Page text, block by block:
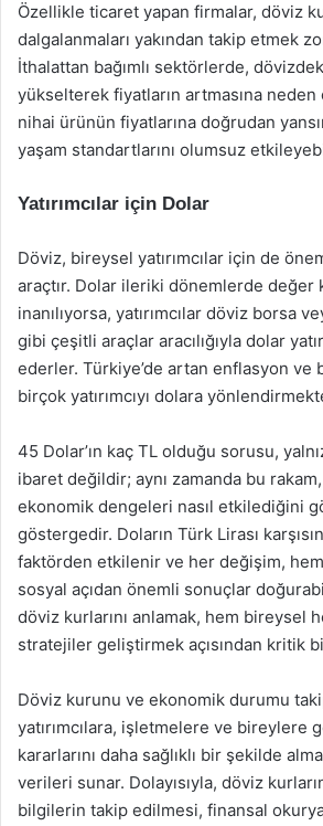
Özellikle ticaret yapan firmalar, döviz
dalgalanmaları yakından takip etmek
İthalattan bağımlı sektörlerde,
yükselterek fiyatların artmasına neden
nihai ürünün fiyatlarına doğrudan
yaşam standartlarını olumsuz
Yatırımcılar için Dolar
Döviz, bireysel yatırımcılar için de
araçtır. Dolar ileriki dönemlerde değer
inanılıyorsa, yatırımcılar döviz borsa
gibi çeşitli araçlar aracılığıyla dolar
ederler. Türkiye’de artan enflasyon ve
birçok yatırımcıyı dolara
45 Dolar’ın kaç TL olduğu sorusu,
ibaret değildir; aynı zamanda bu
ekonomik dengeleri nasıl etkilediğini
göstergedir. Doların Türk Lirası
faktörden etkilenir ve her değişim,
sosyal açıdan önemli sonuçlar
döviz kurlarını anlamak, hem bireysel
stratejiler geliştirmek açısından kritik
Döviz kurunu ve ekonomik durumu
yatırımcılara, işletmelere ve bireylere
kararlarını daha sağlıklı bir şekilde
verileri sunar. Dolayısıyla, döviz
bilgilerin takip edilmesi, finansal